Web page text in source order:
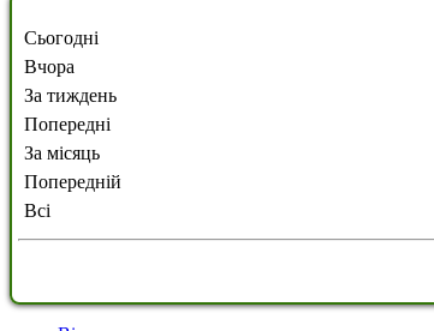
Сьогодні
Вчора
За тиждень
Попередні
За місяць
Попередній
Всі